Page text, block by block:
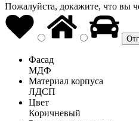
Пожалуйста, докажите, что вы
Фасад
МДФ
Материал корпуса
ЛДСП
Цвет
Коричневый